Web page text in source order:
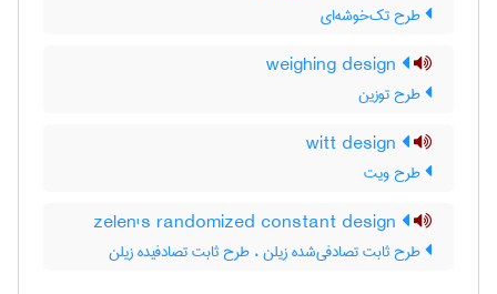
طرح تک‌خوشه‌ای
طرح توزین
طرح ویت
طرح ثابت تصادفی‌شده زیلن ، طرح ثابت تصادفیده زیلن